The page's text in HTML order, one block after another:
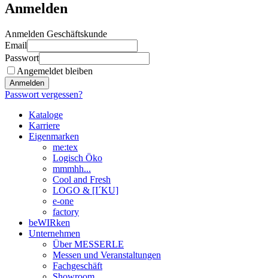
Anmelden
Anmelden Geschäftskunde
Email
Passwort
Angemeldet bleiben
Anmelden
Passwort vergessen?
Kataloge
Karriere
Eigenmarken
me:tex
Logisch Öko
mmmhh...
Cool and Fresh
LOGO & [I´KU]
e-one
factory
beWIRken
Unternehmen
Über MESSERLE
Messen und Veranstaltungen
Fachgeschäft